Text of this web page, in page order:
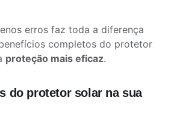
erros faz toda a diferença
completos do protetor
proteção mais eficaz.
do protetor solar na sua